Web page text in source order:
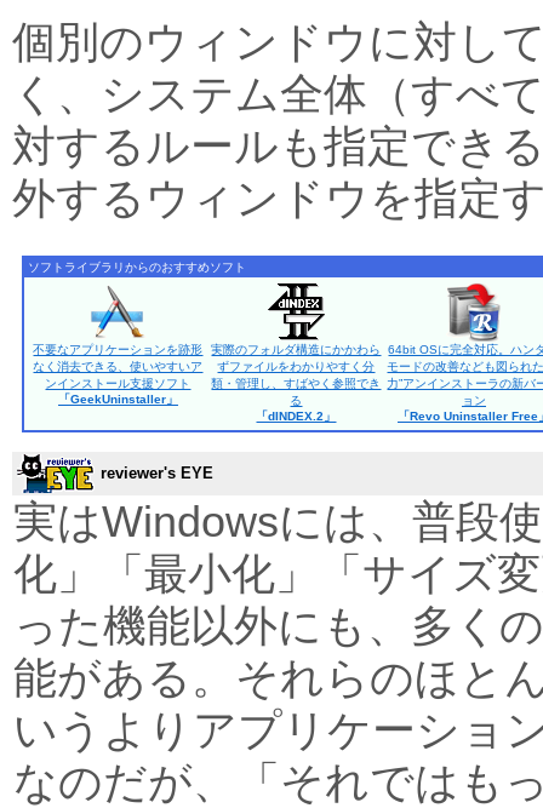
個別のウィンドウに対し
く、システム全体（すべ
対するルールも指定でき
外するウィンドウを指定
ソフトライブラリからのおすすめソフト
不要なアプリケーションを跡形
なく消去できる、使いやすいア
ンインストール支援ソフト
「GeekUninstaller」
実際のフォルダ構造にかかわら
ずファイルをわかりやすく分
類・管理し、すばやく参照でき
る
「dINDEX.2」
64bit OSに完全対応。ハン
モードの改善なども図られ
力”アンインストーラの新バ
ョン
「Revo Uninstaller Free
reviewer's EYE
実はWindowsには、普段
化」「最小化」「サイズ
った機能以外にも、多く
能がある。それらのほと
いうよりアプリケーショ
なのだが、「それではも